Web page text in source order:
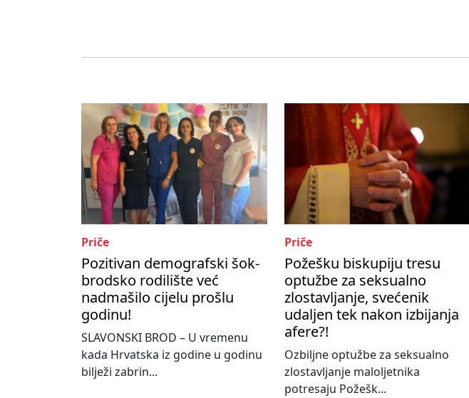
Priče
Pozitivan demografski šok-
brodsko rodilište već
nadmašilo cijelu prošlu
godinu!
SLAVONSKI BROD – U vremenu
kada Hrvatska iz godine u godinu
bilježi zabrin...
Priče
Požešku biskupiju tresu
optužbe za seksualno
zlostavljanje, svećenik
udaljen tek nakon izbijanja
afere?!
Ozbiljne optužbe za seksualno
zlostavljanje maloljetnika
potresaju Požešk...